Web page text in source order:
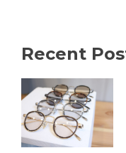
Recent